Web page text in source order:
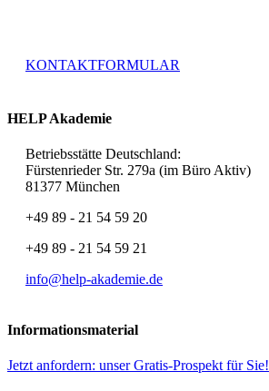
KONTAKTFORMULAR
HELP Akademie
Betriebsstätte Deutschland:
Fürstenrieder Str. 279a (im Büro Aktiv)
81377 München
+49 89 - 21 54 59 20
+49 89 - 21 54 59 21
info@help-akademie.de
Informationsmaterial
Jetzt anfordern: unser Gratis-Prospekt für Sie!